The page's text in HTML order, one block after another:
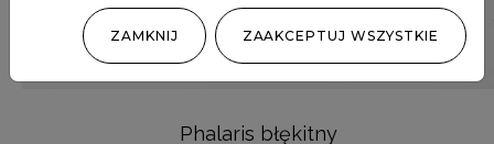
Phalaris błękitny
ZAMKNIJ ZAAKCEPTUJ WSZYSTKIE